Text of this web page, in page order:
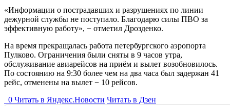
«Информации о пострадавших и разрушениях по линии
дежурной службы не поступало. Благодарю силы ПВО за
эффективную работу», − отметил Дрозденко.
На время прекращалась работа петербургского аэропорта
Пулково. Ограничения были сняты в 9 часов утра,
обслуживание авиарейсов на приём и вылет возобновилось.
По состоянию на 9:30 более чем на два часа был задержан 41
рейс, отменены на вылет − 10 рейсов.
0 Читать в Яндекс.Новости Читать в Дзен